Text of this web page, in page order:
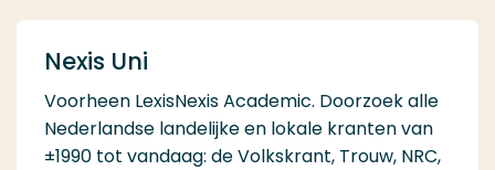
Nexis Uni
Voorheen LexisNexis Academic. Doorzoek alle
Nederlandse landelijke en lokale kranten van
±1990 tot vandaag: de Volkskrant, Trouw, NRC,